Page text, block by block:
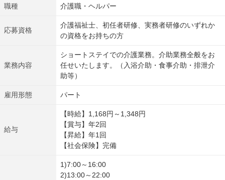
職種 介護職・ヘルパー
応募資格
介護福祉士、初任者研修、実務者研修のいずれか
の資格をお持ちの方
業務内容
ショートステイでの介護業務。介助業務全般をお
任せいたします。（入浴介助・食事介助・排泄介
助等）
雇用形態 パート
給与
【時給】1,168円～1,348円
【賞与】年2回
【昇給】年1回
【社会保険】完備
1)7:00～16:00
2)13:00～22:00